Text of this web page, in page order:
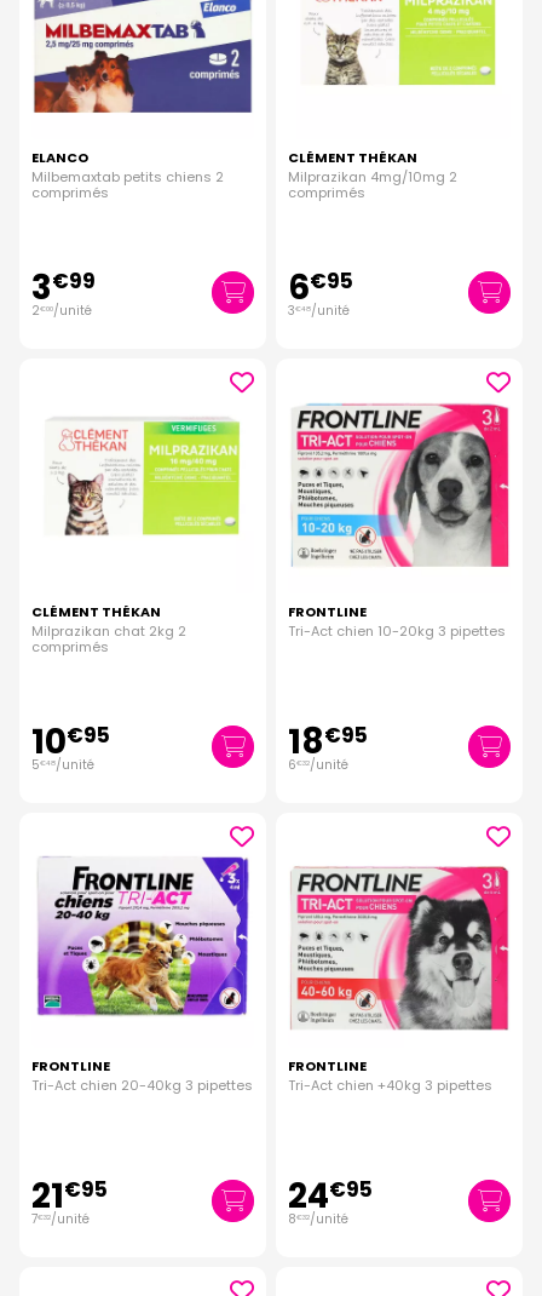
ELANCO
Milbemaxtab petits chiens 2
comprimés
3€99
2€00/unité
CLÉMENT THÉKAN
Milprazikan 4mg/10mg 2
comprimés
6€95
3€48/unité
CLÉMENT THÉKAN
Milprazikan chat 2kg 2
comprimés
10€95
5€48/unité
FRONTLINE
Tri-Act chien 10-20kg 3 pipettes
18€95
6€32/unité
FRONTLINE
Tri-Act chien 20-40kg 3 pipettes
21€95
7€32/unité
FRONTLINE
Tri-Act chien +40kg 3 pipettes
24€95
8€32/unité